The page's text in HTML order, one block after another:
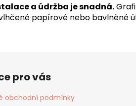
a údržba je snadná.
papírové nebo bavlněné
pro vás
obchodní podmínky